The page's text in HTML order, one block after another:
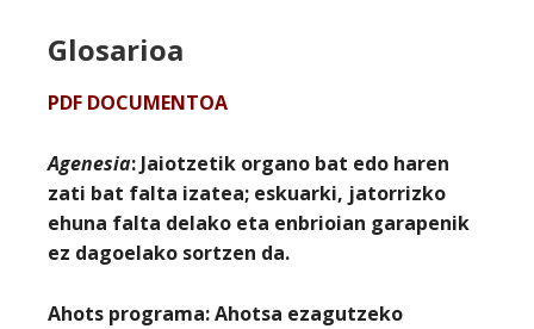
Glosarioa
PDF DOCUMENTOA
Agenesia: Jaiotzetik organo bat edo haren
zati bat falta izatea; eskuarki, jatorrizko
ehuna falta delako eta enbrioian garapenik
ez dagoelako sortzen da.
Ahots programa: Ahotsa ezagutzeko